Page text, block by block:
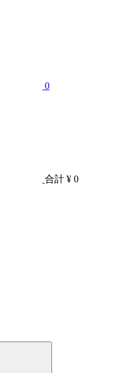
0
合計 ¥ 0